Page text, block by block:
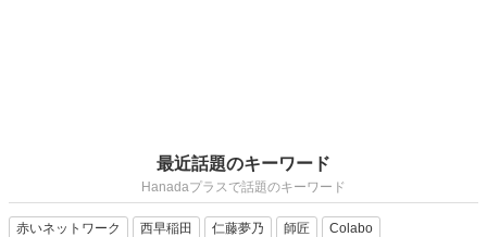
最近話題のキーワード
Hanadaプラスで話題のキーワード
赤いネットワーク 西早稲田 仁藤夢乃 師匠 Colabo